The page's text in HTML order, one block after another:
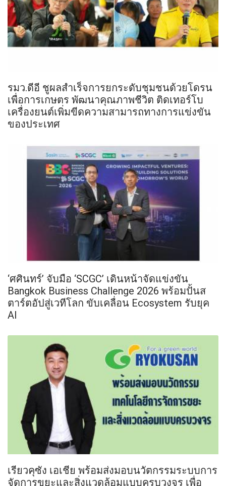
รมว.ดีอี ชูผลสำเร็จการยกระดับชุมชนด้วยโดรน
เพื่อการเกษตร พัฒนาคุณภาพชีวิต ติดเทอร์โบ
เครื่องยนต์เพิ่มขีดความสามารถทางการแข่งขัน
ของประเทศ
‘ศศินทร์’ จับมือ ‘SCGC’ เดินหน้าจัดแข่งขัน
Bangkok Business Challenge 2026 พร้อมปั้นส
ตาร์ตอัปสู่เวทีโลก ขับเคลื่อน Ecosystem รับยุค
AI
เรียวคุซัง เอเชีย พร้อมส่งมอบนวัตกรรมระบบการ
จัดการขยะและสิ่งแวดล้อมแบบครบวงจร เพื่อ